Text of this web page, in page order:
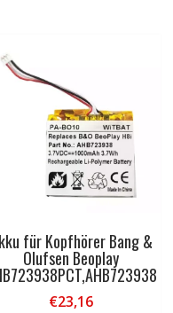
für Kopfhörer Bang &
Olufsen Beoplay
€23,16